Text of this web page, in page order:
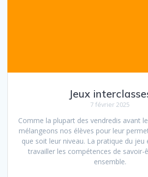
Jeux
7 février 2025
Comme la plupart des vendredis avant
mélangeons nos élèves pour leur
que soit leur niveau. La pratique du jeu
travailler les compétences de savoir-
ensemble.